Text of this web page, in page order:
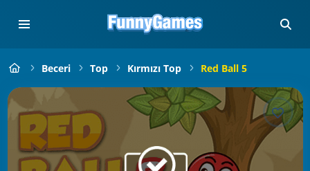
Beceri Top Kırmızı Top Red Ball 5